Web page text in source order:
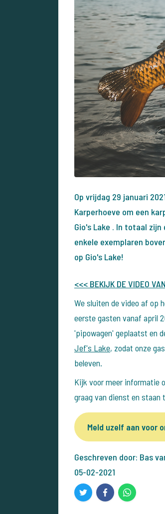
Op vrijdag 29 januari
Karperhoeve om een
Gio's Lake . In totaal
enkele exemplaren
op Gio's Lake!
<<< BEKIJK DE VIDEO
We sluiten de video af op
eerste gasten vanaf april
'pipowagen' geplaatst en
Jef's Lake, zodat onze
beleven.
Kijk voor meer informatie
graag van dienst en
Meld uzelf aan voor
Geschreven door: Bas
05-02-2021